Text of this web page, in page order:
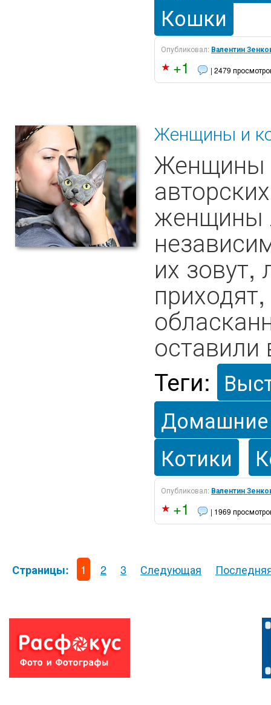
Кошки
Опубликовал: Валентин
+1 | 2479
Женщины и
Женщины
женщины
их
Теги:
Котики
Опубликовал: Валентин
+1 | 1969
Страницы: 1 2 3 Следующая